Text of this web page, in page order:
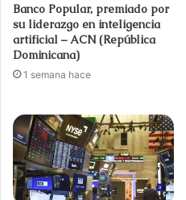
Banco Popular, premiado por
su liderazgo en inteligencia
artificial – ACN (República
Dominicana)
1 semana hace